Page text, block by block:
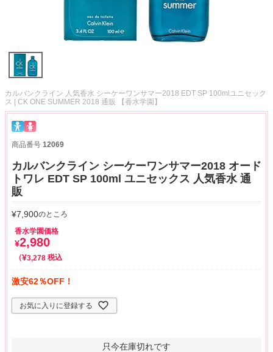
カルバンクライン 人気香水 シーケーワンサマー2018 EDT SP 100mlユニセック
ス | CK ONE SUMMER 2018 通販 【香水学園】
商品番号 12069
カルバンクライン シーケーワンサマー2018 オード
トワレ EDT SP 100ml ユニセックス 人気香水 通
販
¥7,900のところ
香水学園価格
¥2,980
¥3,278 税込
激安62％OFF！
お気に入りに登録する
只今在庫切れです